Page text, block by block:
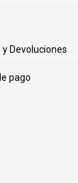
Devoluciones
pago